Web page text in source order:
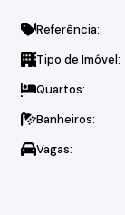
Referência:
Tipo de Imóvel:
Quartos:
Banheiros:
Vagas: